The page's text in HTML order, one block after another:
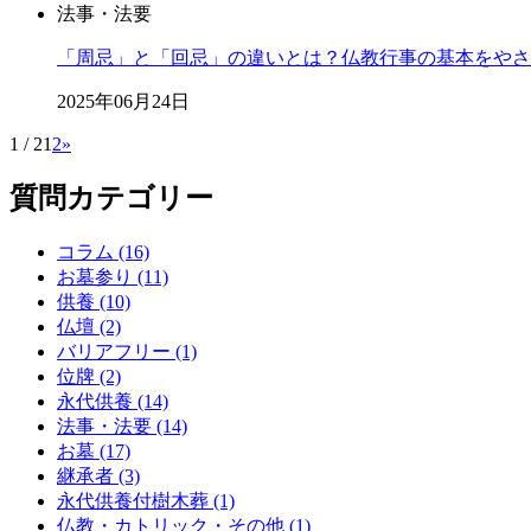
法事・法要
「周忌」と「回忌」の違いとは？仏教行事の基本をや
2025年06月24日
1 / 21 2»
質問カテゴリー
コラム (16)
お墓参り (11)
供養 (10)
仏壇 (2)
バリアフリー (1)
位牌 (2)
永代供養 (14)
法事・法要 (14)
お墓 (17)
継承者 (3)
永代供養付樹木葬 (1)
仏教・カトリック・その他 (1)